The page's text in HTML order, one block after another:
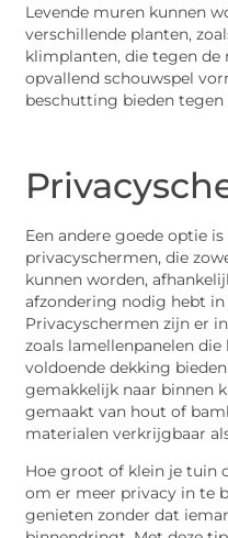
Levende muren kunnen
verschillende planten,
klimplanten, die tegen de
opvallend schouwspel
beschutting bieden
Een andere goede optie
privacyschermen, die
kunnen worden,
afzondering nodig hebt in
Privacyschermen zijn er
zoals lamellenpanelen
voldoende dekking
gemakkelijk naar binnen
gemaakt van hout of
materialen verkrijgbaar
Hoe groot of klein je tuin
om er meer privacy in te
genieten zonder dat